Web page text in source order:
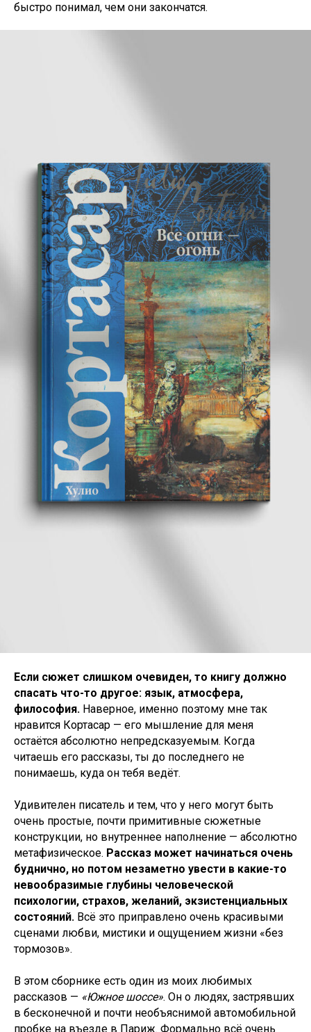
быстро понимал, чем они закончатся.
Если сюжет слишком очевиден, то книгу должно
спасать что-то другое: язык, атмосфера,
философия. Наверное, именно поэтому мне так
нравится Кортасар — его мышление для меня
остаётся абсолютно непредсказуемым. Когда
читаешь его рассказы, ты до последнего не
понимаешь, куда он тебя ведёт.
Удивителен писатель и тем, что у него могут быть
очень простые, почти примитивные сюжетные
конструкции, но внутреннее наполнение — абсолютно
метафизическое. Рассказ может начинаться очень
буднично, но потом незаметно увести в какие-то
невообразимые глубины человеческой
психологии, страхов, желаний, экзистенциальных
состояний. Всё это приправлено очень красивыми
сценами любви, мистики и ощущением жизни «без
тормозов».
В этом сборнике есть один из моих любимых
рассказов — «Южное шоссе». Он о людях, застрявших
в бесконечной и почти необъяснимой автомобильной
пробке на въезде в Париж. Формально всё очень